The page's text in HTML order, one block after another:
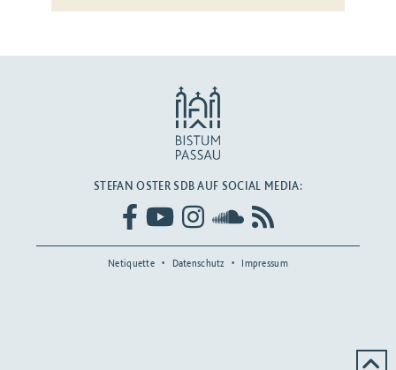
STEFAN OSTER SDB AUF SOCIAL MEDIA:
Netiquette Datenschutz Impressum